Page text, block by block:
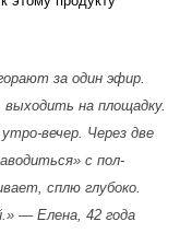
за один эфир.
выходить на площадку.
вечер. Через две
с пол-
сплю глубоко.
—Елена, 42 года